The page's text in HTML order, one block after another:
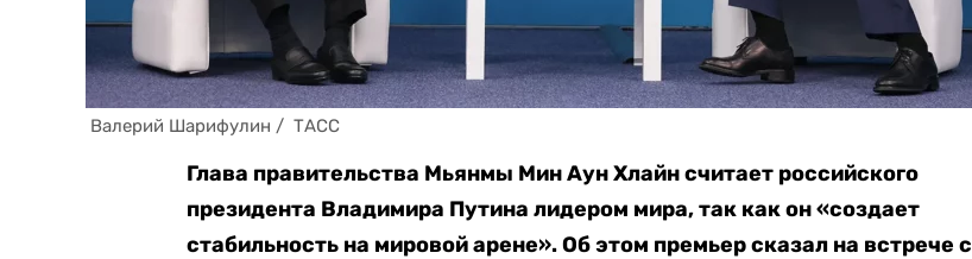
Валерий Шарифулин /  ТАСС
Глава правительства Мьянмы Мин Аун Хлайн считает российского
президента Владимира Путина лидером мира, так как он «создает
стабильность на мировой арене». Об этом премьер сказал на встрече с